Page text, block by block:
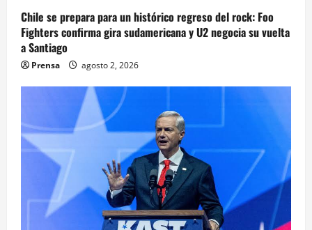
Chile se prepara para un histórico regreso del rock: Foo
Fighters confirma gira sudamericana y U2 negocia su vuelta
a Santiago
Prensa agosto 2, 2026